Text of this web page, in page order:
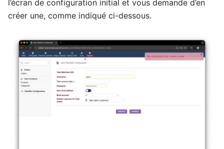
l’écran de configuration initial et vous demande d’en
créer une, comme indiqué ci-dessous.